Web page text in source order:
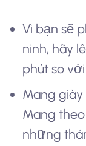
Vì bạn sẽ
ninh, hãy
phút so
Mang giày
Mang
những